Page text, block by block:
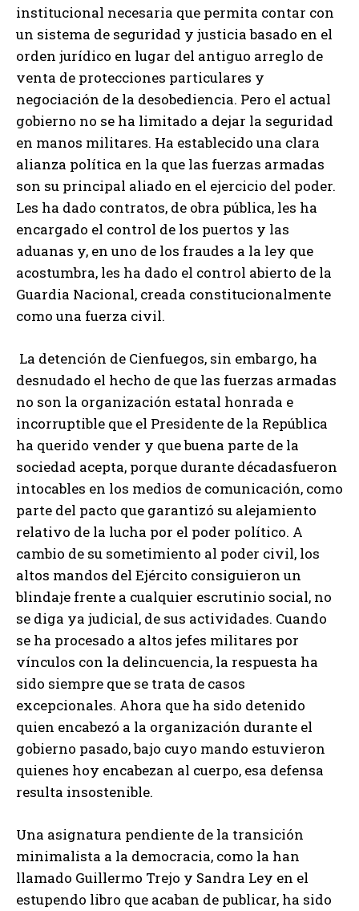
institucional necesaria que permita contar con
un sistema de seguridad y justicia basado en el
orden jurídico en lugar del antiguo arreglo de
venta de protecciones particulares y
negociación de la desobediencia. Pero el actual
gobierno no se ha limitado a dejar la seguridad
en manos militares. Ha establecido una clara
alianza política en la que las fuerzas armadas
son su principal aliado en el ejercicio del poder.
Les ha dado contratos, de obra pública, les ha
encargado el control de los puertos y las
aduanas y, en uno de los fraudes a la ley que
acostumbra, les ha dado el control abierto de la
Guardia Nacional, creada constitucionalmente
como una fuerza civil.
La detención de Cienfuegos, sin embargo, ha
desnudado el hecho de que las fuerzas armadas
no son la organización estatal honrada e
incorruptible que el Presidente de la República
ha querido vender y que buena parte de la
sociedad acepta, porque durante décadasfueron
intocables en los medios de comunicación, como
parte del pacto que garantizó su alejamiento
relativo de la lucha por el poder político. A
cambio de su sometimiento al poder civil, los
altos mandos del Ejército consiguieron un
blindaje frente a cualquier escrutinio social, no
se diga ya judicial, de sus actividades. Cuando
se ha procesado a altos jefes militares por
vínculos con la delincuencia, la respuesta ha
sido siempre que se trata de casos
excepcionales. Ahora que ha sido detenido
quien encabezó a la organización durante el
gobierno pasado, bajo cuyo mando estuvieron
quienes hoy encabezan al cuerpo, esa defensa
resulta insostenible.
Una asignatura pendiente de la transición
minimalista a la democracia, como la han
llamado Guillermo Trejo y Sandra Ley en el
estupendo libro que acaban de publicar, ha sido